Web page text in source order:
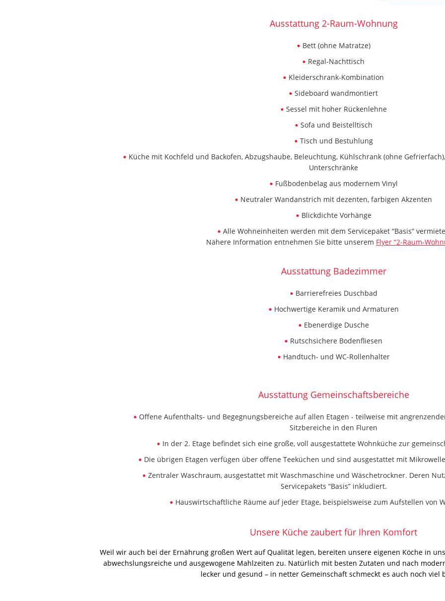
Ausstattung 2-Raum-Wohnung
Bett (ohne Matratze)
Regal-Nachttisch
Kleiderschrank-Kombination
Sideboard wandmontiert
Sessel mit hoher Rückenlehne
Sofa und Beistelltisch
Tisch und Bestuhlung
Küche mit Kochfeld und Backofen, Abzugshaube, Beleuchtung, Kühlschrank (ohne
Unterschränke
Fußbodenbelag aus modernem Vinyl
Neutraler Wandanstrich mit dezenten, farbigen Akzenten
Blickdichte Vorhänge
Alle Wohneinheiten werden mit dem Servicepaket “Basis”
Nähere Information entnehmen Sie bitte unserem Flyer “2-Raum-
Ausstattung Badezimmer
Barrierefreies Duschbad
Hochwertige Keramik und Armaturen
Ebenerdige Dusche
Rutschsichere Bodenfliesen
Handtuch- und WC-Rollenhalter
Ausstattung Gemeinschaftsbereiche
Offene Aufenthalts- und Begegnungsbereiche auf allen Etagen - teilweise mit
Sitzbereiche in den Fluren
In der 2. Etage befindet sich eine große, voll ausgestattete Wohnküche zur
Die übrigen Etagen verfügen über offene Teeküchen und sind ausgestattet mit
Zentraler Waschraum, ausgestattet mit Waschmaschine und Wäschetrockner. Deren
Servicepakets “Basis” inkludiert.
Hauswirtschaftliche Räume auf jeder Etage, beispielsweise zum Aufstellen von
Unsere Küche zaubert für Ihren Komfort
Weil wir auch bei der Ernährung großen Wert auf Qualität legen, bereiten unsere eigenen Köche in
abwechslungsreiche und ausgewogene Mahlzeiten zu. Natürlich mit besten Zutaten und nach
lecker und gesund – in netter Gemeinschaft schmeckt es auch noch viel